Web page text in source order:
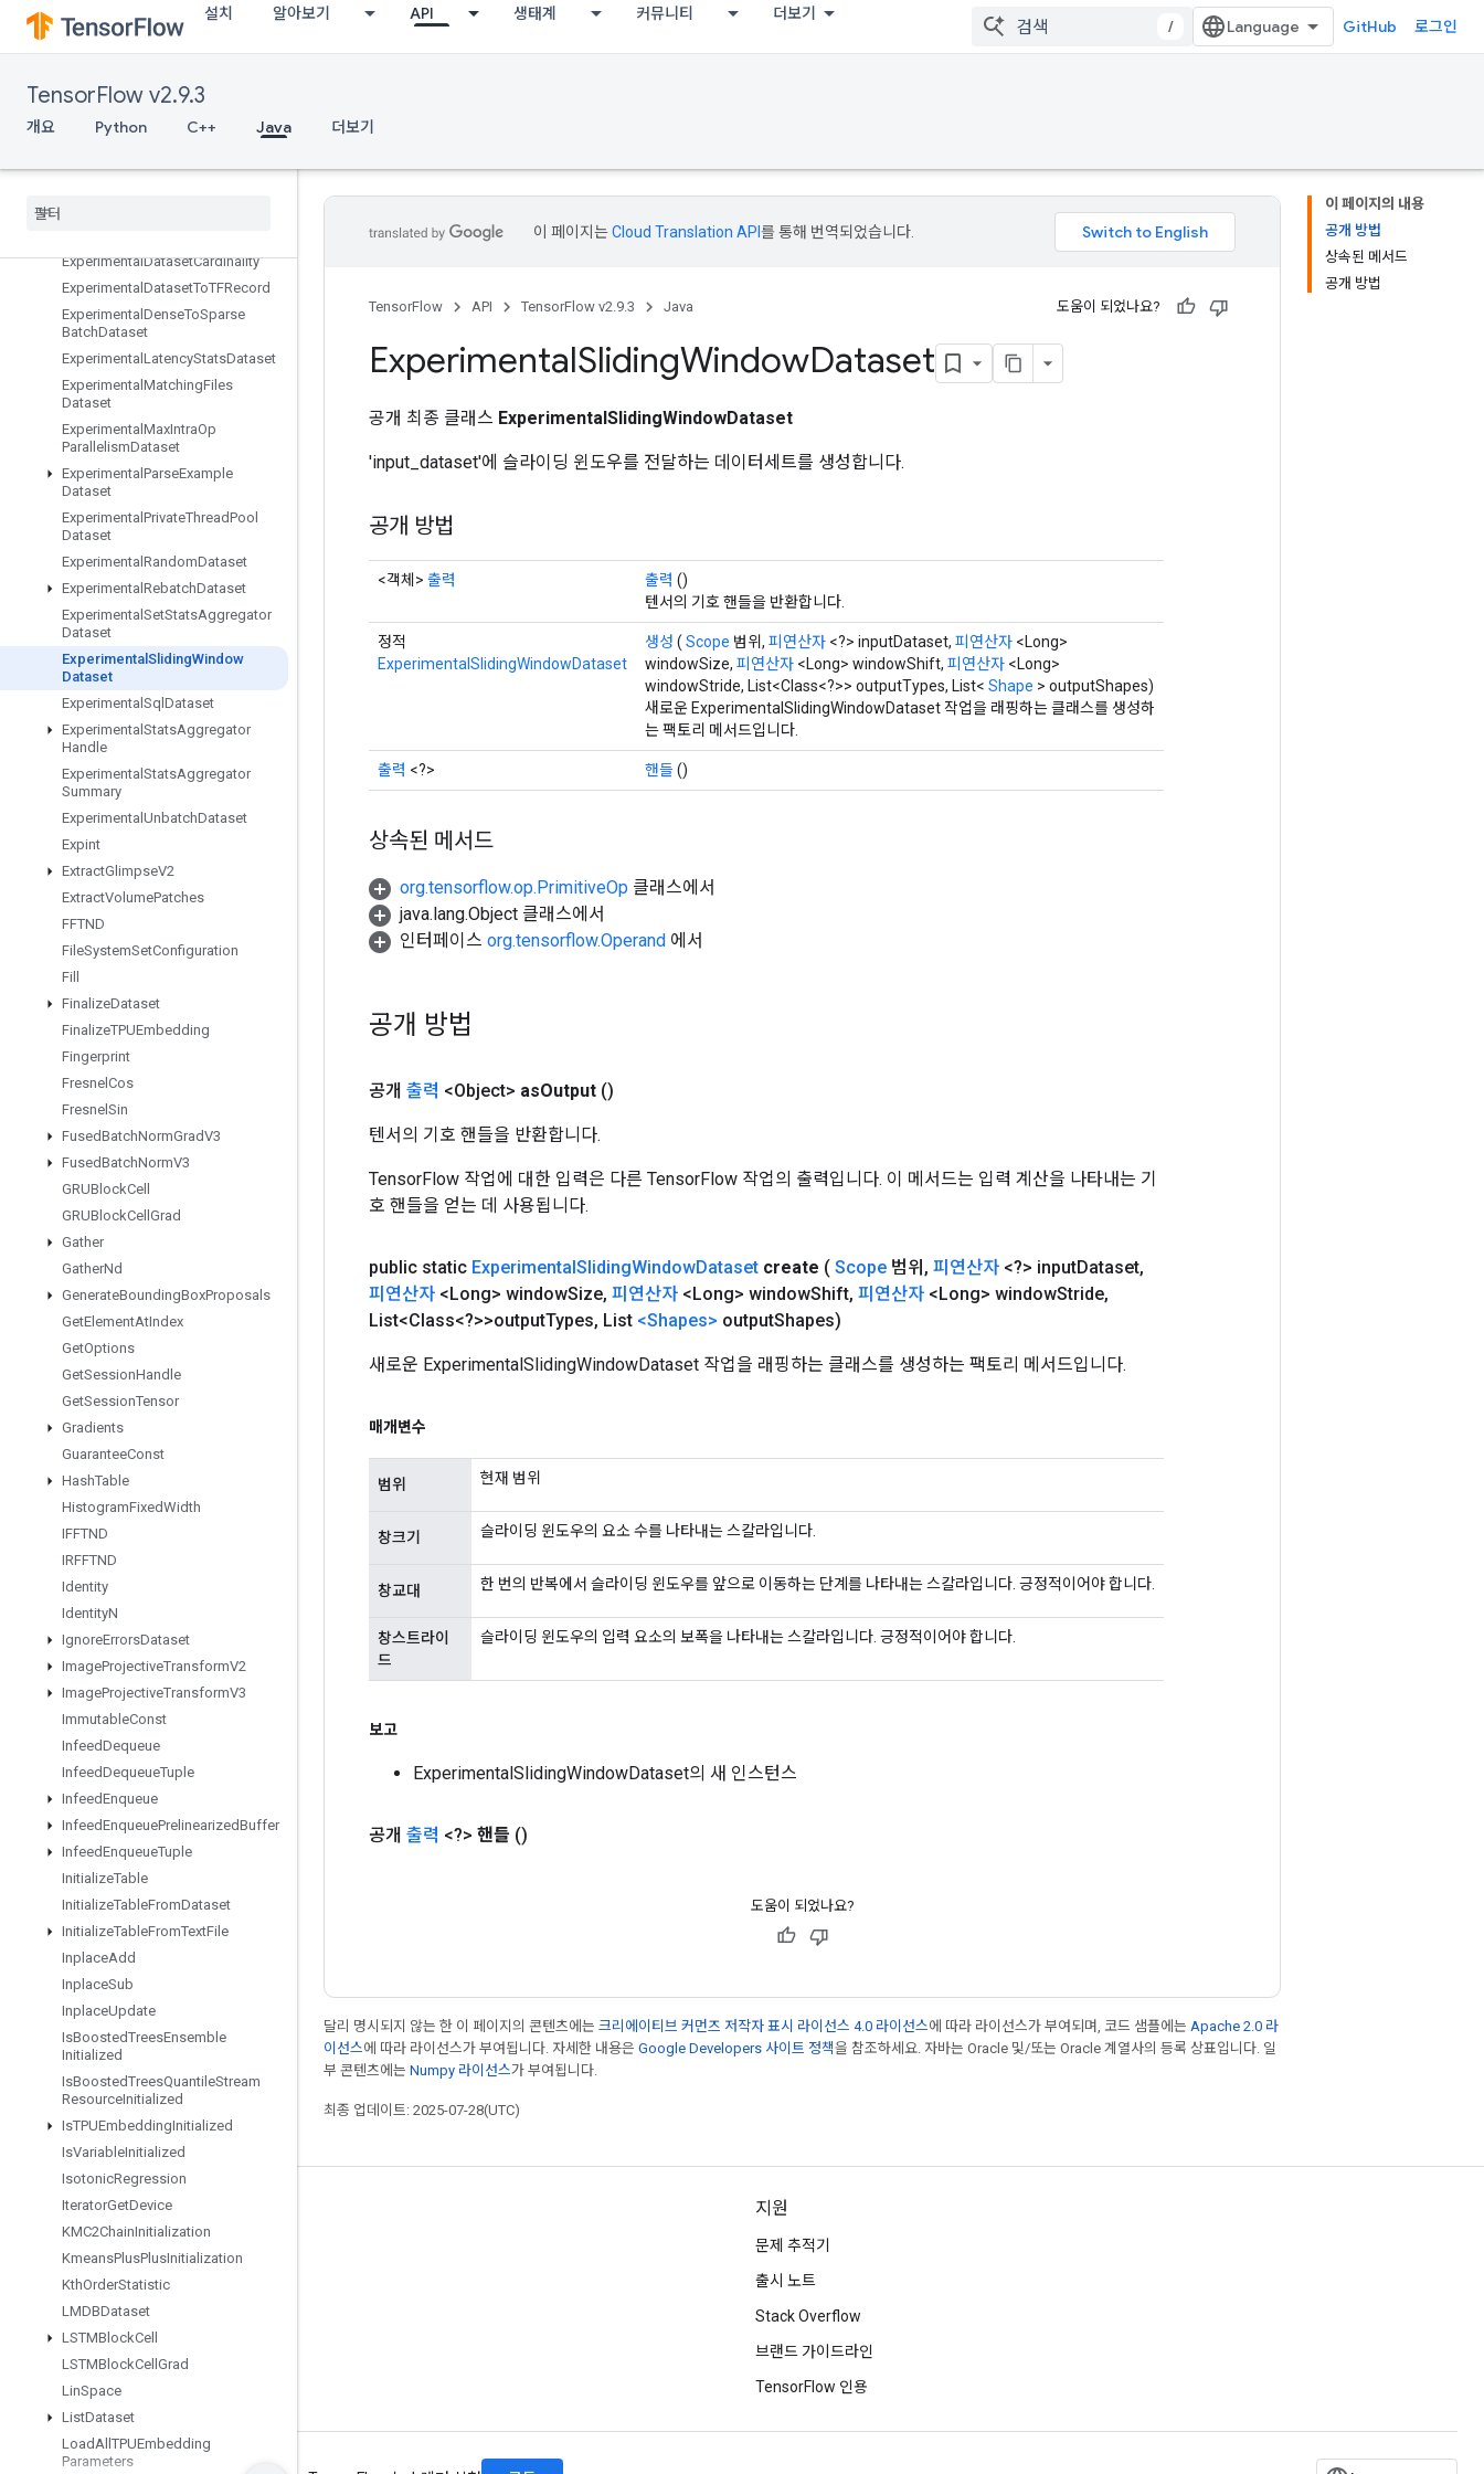
설치 알아보기 API 생태계 커뮤니티 더보기
/ GitHub 로그인
TensorFlow v2.9.3
개요 Python C++ Java 더보기
Erfinv
EuclideanNorm
Exit
ExpandDims
ExperimentalBytesProducedStats
ExperimentalDatasetCardinality
Experimental DatasetToTFRecord
Experimental DenseToSparse
BatchDataset
Experimental LatencyStatsDataset
Experimental MatchingFiles
Dataset
Experimental MaxIntraOp
ParallelismDataset
Experimental ParseExample
Dataset
Experimental PrivateThreadPool
Dataset
Experimental RandomDataset
Experimental RebatchDataset
Experimental SetStatsAggregator
Dataset
Experimental SlidingWindow
Dataset
Experimental Sql Dataset
Experimental StatsAggregator
Handle
Experimental StatsAggregator
Summary
Experimental UnbatchDataset
Expint
ExtractGlimpseV2
ExtractVolumePatches
FFTND
FileSystemSetConfiguration
Fill
FinalizeDataset
FinalizeTPUEmbedding
Fingerprint
Fresnel Cos
Fresnel Sin
FusedBatchNormGradV3
FusedBatchNormV3
GRUBlockCell
GRUBlockCell Grad
Gather
GatherNd
GenerateBoundingBoxProposals
GetElementAtIndex
GetOptions
GetSessionHandle
GetSessionTensor
Gradients
GuaranteeConst
HashTable
HistogramFixedWidth
IFFTND
IRFFTND
Identity
IdentityN
IgnoreErrorsDataset
ImageProjectiveTransformV2
ImageProjectiveTransformV3
ImmutableConst
InfeedDequeue
InfeedDequeueTuple
InfeedEnqueue
InfeedEnqueuePrelinearizedBuffer
InfeedEnqueueTuple
InitializeTable
InitializeTableFromDataset
InitializeTableFromTextFile
InplaceAdd
InplaceSub
InplaceUpdate
IsBoostedTreesEnsemble
Initialized
IsBoostedTreesQuantileStream
ResourceInitialized
IsTPUEmbeddingInitialized
IsVariableInitialized
IsotonicRegression
IteratorGetDevice
KMC2ChainInitialization
KmeansPlusPlusInitialization
KthOrderStatistic
LMDBDataset
LSTMBlockCell
LSTMBlockCell Grad
LinSpace
ListDataset
LoadAll TPUEmbedding
Parameters
이 페이지의 내용
공개 방법
상속된 메서드
공개 방법
이 페이지는Cloud Translation API 를 통해 번역되었습니다.
TensorFlow API TensorFlow v2.9.3 Java 도움이 되었나요?
ExperimentalSlidingWindowDataset
공개 최종 클래스 ExperimentalSlidingWindowDataset
'input_dataset'에 슬라이딩 윈도우를 전달하는 데이터세트를 생성합니다.
공개 방법
<객체> 출력 출력 ()
텐서의 기호 핸들을 반환합니다.
정적
ExperimentalSlidingWindowDataset
생성 ( Scope 범위, 피연산자 <?> inputDataset, 피연산자 <Long>
windowSize, 피연산자 <Long> windowShift, 피연산자 <Long>
windowStride, List<Class<?>> outputTypes, List< Shape > outputShapes)
새로운 ExperimentalSlidingWindowDataset 작업을 래핑하는 클래스를 생성하
는 팩토리 메서드입니다.
출력 <?> 핸들()
상속된 메서드
org.tensorflow.op.PrimitiveOp 클래스에서
java.lang.Object 클래스에서
인터페이스 org.tensorflow.Operand 에서
공개 방법
공개 출력 <Object> asOutput ()
텐서의 기호 핸들을 반환합니다.
TensorFlow 작업에 대한 입력은 다른 TensorFlow 작업의 출력입니다. 이 메서드는 입력 계산을 나타내는 기
호 핸들을 얻는 데 사용됩니다.
public static ExperimentalSlidingWindowDataset create ( Scope 범위 , 피연산자 <?> inputDataset,
피연산자 <Long> windowSize, 피연산자 <Long> windowShift, 피연산자 <Long> windowStride,
List<Class<?>>outputTypes, List <Shapes> outputShapes)
새로운 ExperimentalSlidingWindowDataset 작업을 래핑하는 클래스를 생성하는 팩토리 메서드입니다.
매개변수
범위 현재 범위
창크기 슬라이딩 윈도우의 요소 수를 나타내는 스칼라입니다.
창교대 한 번의 반복에서 슬라이딩 윈도우를 앞으로 이동하는 단계를 나타내는 스칼라입니다. 긍정적이어야 합니다.
창스트라이
드
슬라이딩 윈도우의 입력 요소의 보폭을 나타내는 스칼라입니다. 긍정적이어야 합니다.
보고
ExperimentalSlidingWindowDataset의 새 인스턴스
공개 출력 <?> 핸들 ()
도움이 되었나요?
달리 명시되지 않는 한 이 페이지의 콘텐츠에는 크리에이티브 커먼즈 저작자 표시 라이선스 4.0 라이선스에 따라 라이선스가 부여되며, 코드 샘플에는 Apache 2.0 라
이선스에 따라 라이선스가 부여됩니다. 자세한 내용은 Google Developers 사이트 정책을 참조하세요. 자바는 Oracle 및/또는 Oracle 계열사의 등록 상표입니다. 일
부 콘텐츠에는 Numpy 라이선스가 부여됩니다.
최종 업데이트: 2025-07-28(UTC)
최신 소식 확인하기
GitHub
YouTube
지원
문제 추적기
출시 노트
Stack Overflow
브랜드 가이드라인
TensorFlow 인용